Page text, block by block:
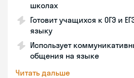
школах
Готовит учащихся к ОГЭ и
языку
Использует
общения на языке
Читать дальше